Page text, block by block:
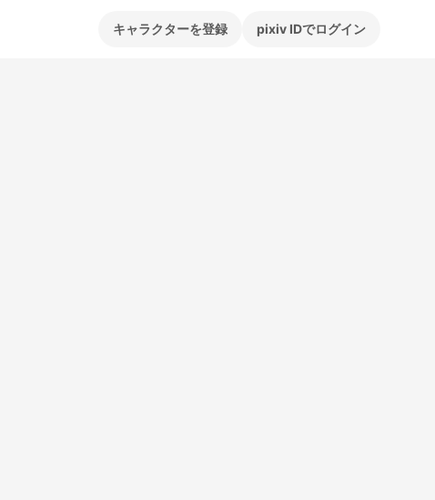
キャラクターを登録 pixiv IDでログイン